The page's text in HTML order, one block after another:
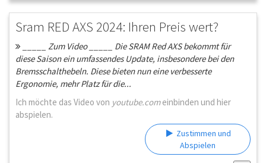
Sram RED AXS 2024: Ihren Preis wert?
_____ Zum Video _____ Die SRAM Red AXS bekommt für
diese Saison ein umfassendes Update, insbesondere bei den
Bremsschalthebeln. Diese bieten nun eine verbesserte
Ergonomie, mehr Platz für die...
Ich möchte das Video von youtube.comeinbinden und hier
abspielen.
Zustimmen und
Abspielen